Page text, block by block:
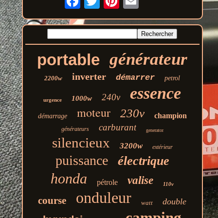
portable générateur
2200w inverter démarrer petrol
urgence 1000w 240v essence
démarrage moteur 230v champion
générateurs carburant generator
silencieux 3200w extérieur
puissance électrique
honda pétrole valise 110v
course onduleur watt double